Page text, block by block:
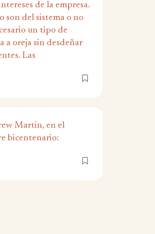
de la empresa.
son del sistema o no
un tipo de
a oreja sin desdeñar
Las
Martin, en el
bicentenario: